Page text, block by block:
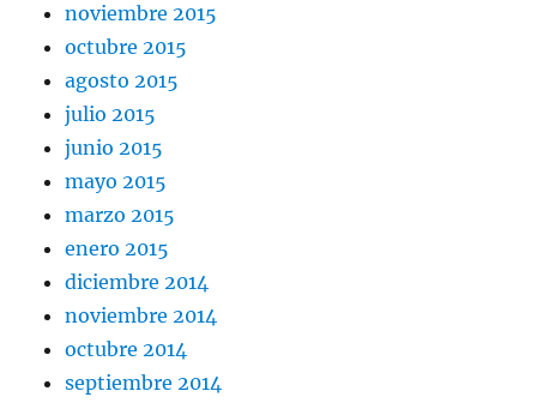
noviembre 2015
octubre 2015
agosto 2015
julio 2015
junio 2015
mayo 2015
marzo 2015
enero 2015
diciembre 2014
noviembre 2014
octubre 2014
septiembre 2014